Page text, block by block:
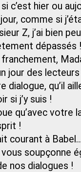
c’est hier ou
comme si
Z, j’ai bien
dépassés !
jour des
dialogue, qu’il
si j’y suis !
qu’avec votre
!
courant à
soupçonne
nos dialogues !